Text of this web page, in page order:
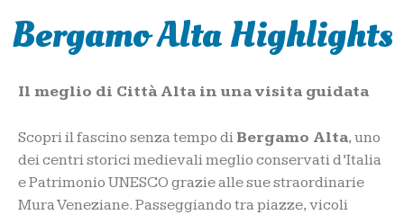
Bergamo Alta Highlights
Il meglio di Città Alta in una visita guidata
Scopri il fascino senza tempo di Bergamo Alta, uno
dei centri storici medievali meglio conservati d’Italia
e Patrimonio UNESCO grazie alle sue straordinarie
Mura Veneziane. Passeggiando tra piazze, vicoli